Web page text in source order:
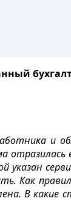
и
отразилась
указан
Как
В какие